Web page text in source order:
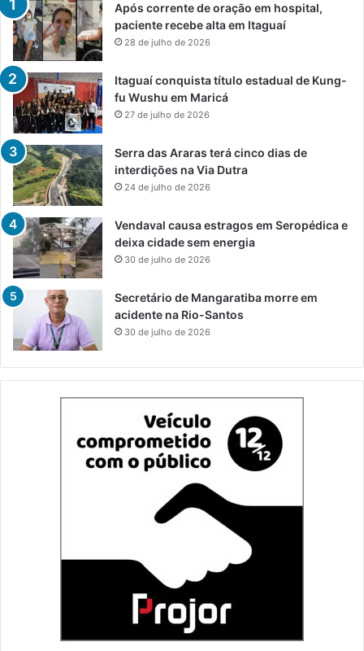
Após corrente de oração em hospital,
paciente recebe alta em Itaguaí
28 de julho de 2026
Itaguaí conquista título estadual de Kung-
fu Wushu em Maricá
27 de julho de 2026
Serra das Araras terá cinco dias de
interdições na Via Dutra
24 de julho de 2026
Vendaval causa estragos em Seropédica e
deixa cidade sem energia
30 de julho de 2026
Secretário de Mangaratiba morre em
acidente na Rio-Santos
30 de julho de 2026